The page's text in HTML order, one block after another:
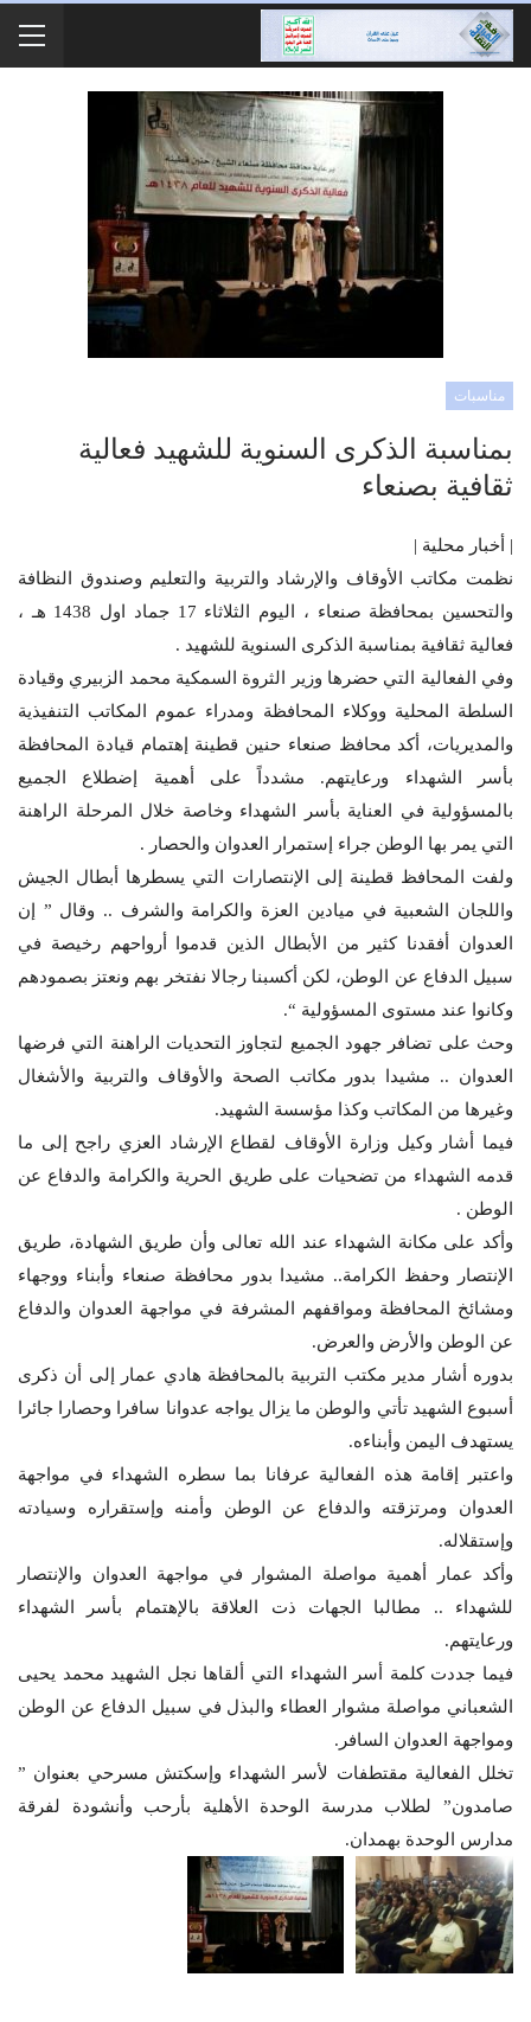
مناسبات
بمناسبة الذكرى السنوية للشهيد فعالية
ثقافية بصنعاء
| أخبار محلية |
نظمت مكاتب الأوقاف والإرشاد والتربية والتعليم وصندوق النظافة
والتحسين بمحافظة صنعاء ، اليوم الثلاثاء 17 جماد اول 1438 هـ ،
فعالية ثقافية بمناسبة الذكرى السنوية للشهيد .
وفي الفعالية التي حضرها وزير الثروة السمكية محمد الزبيري وقيادة
السلطة المحلية ووكلاء المحافظة ومدراء عموم المكاتب التنفيذية
والمديريات، أكد محافظ صنعاء حنين قطينة إهتمام قيادة المحافظة
بأسر الشهداء ورعايتهم. مشدداً على أهمية إضطلاع الجميع
بالمسؤولية في العناية بأسر الشهداء وخاصة خلال المرحلة الراهنة
التي يمر بها الوطن جراء إستمرار العدوان والحصار .
ولفت المحافظ قطينة إلى الإنتصارات التي يسطرها أبطال الجيش
واللجان الشعبية في ميادين العزة والكرامة والشرف .. وقال ” إن
العدوان أفقدنا كثير من الأبطال الذين قدموا أرواحهم رخيصة في
سبيل الدفاع عن الوطن، لكن أكسبنا رجالا نفتخر بهم ونعتز بصمودهم
وكانوا عند مستوى المسؤولية “.
وحث على تضافر جهود الجميع لتجاوز التحديات الراهنة التي فرضها
العدوان .. مشيدا بدور مكاتب الصحة والأوقاف والتربية والأشغال
وغيرها من المكاتب وكذا مؤسسة الشهيد.
فيما أشار وكيل وزارة الأوقاف لقطاع الإرشاد العزي راجح إلى ما
قدمه الشهداء من تضحيات على طريق الحرية والكرامة والدفاع عن
الوطن .
وأكد على مكانة الشهداء عند الله تعالى وأن طريق الشهادة، طريق
الإنتصار وحفظ الكرامة.. مشيدا بدور محافظة صنعاء وأبناء ووجهاء
ومشائخ المحافظة ومواقفهم المشرفة في مواجهة العدوان والدفاع
عن الوطن والأرض والعرض.
بدوره أشار مدير مكتب التربية بالمحافظة هادي عمار إلى أن ذكرى
أسبوع الشهيد تأتي والوطن ما يزال يواجه عدوانا سافرا وحصارا جائرا
يستهدف اليمن وأبناءه.
واعتبر إقامة هذه الفعالية عرفانا بما سطره الشهداء في مواجهة
العدوان ومرتزقته والدفاع عن الوطن وأمنه وإستقراره وسيادته
وإستقلاله.
وأكد عمار أهمية مواصلة المشوار في مواجهة العدوان والإنتصار
للشهداء .. مطالبا الجهات ذت العلاقة بالإهتمام بأسر الشهداء
ورعايتهم.
فيما جددت كلمة أسر الشهداء التي ألقاها نجل الشهيد محمد يحيى
الشعباني مواصلة مشوار العطاء والبذل في سبيل الدفاع عن الوطن
ومواجهة العدوان السافر.
تخلل الفعالية مقتطفات لأسر الشهداء وإسكتش مسرحي بعنوان ”
صامدون” لطلاب مدرسة الوحدة الأهلية بأرحب وأنشودة لفرقة
مدارس الوحدة بهمدان.